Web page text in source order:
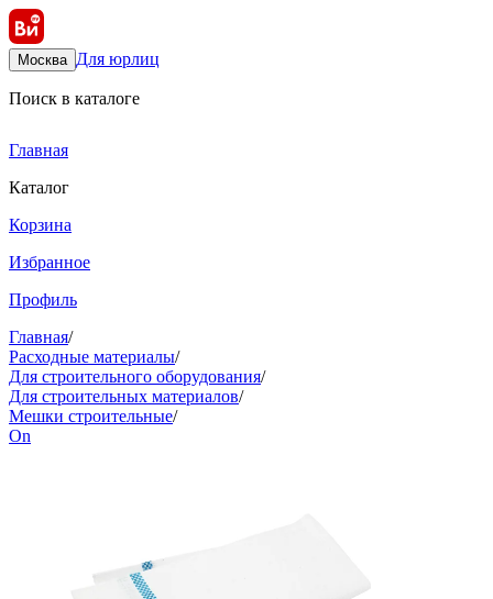
Москва Для юрлиц
Поиск в каталоге
Главная
Каталог
Корзина
Избранное
Профиль
Главная/
Расходные материалы/
Для строительного оборудования/
Для строительных материалов/
Мешки строительные/
On